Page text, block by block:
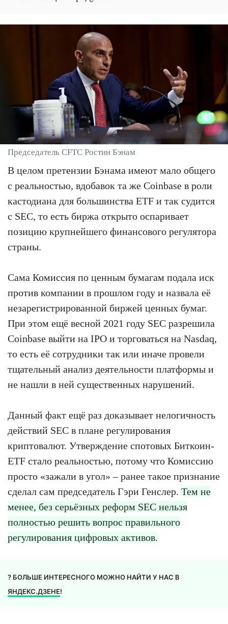
Председатель CFTC Ростин Бэнам
В целом претензии Бэнама имеют мало общего
с реальностью, вдобавок та же Coinbase в роли
кастодиана для большинства ETF и так судится
с SEC, то есть биржа открыто оспаривает
позицию крупнейшего финансового регулятора
страны.
Сама Комиссия по ценным бумагам подала иск
против компании в прошлом году и назвала её
незарегистрированной биржей ценных бумаг.
При этом ещё весной 2021 году SEC разрешила
Coinbase выйти на IPO и торговаться на Nasdaq,
то есть её сотрудники так или иначе провели
тщательный анализ деятельности платформы и
не нашли в ней существенных нарушений.
Данный факт ещё раз доказывает нелогичность
действий SEC в плане регулирования
криптовалют. Утверждение спотовых Биткоин-
ETF стало реальностью, потому что Комиссию
просто «зажали в угол» – ранее такое признание
сделал сам председатель Гэри Генслер. Тем не
менее, без серьёзных реформ SEC нельзя
полностью решить вопрос правильного
регулирования цифровых активов.
? БОЛЬШЕ ИНТЕРЕСНОГО МОЖНО НАЙТИ У НАС В
ЯНДЕКС.ДЗЕНЕ!